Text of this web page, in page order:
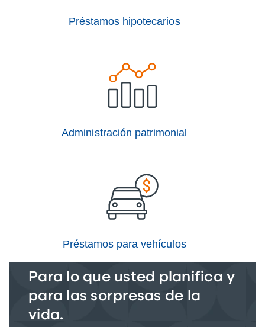
Préstamos hipotecarios
Administración patrimonial
Préstamos para vehículos
Para lo que usted planifica y
para las sorpresas de la
vida.